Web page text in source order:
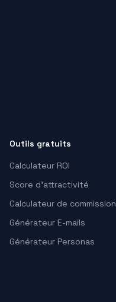
Outils gratuits
Calculateur ROI
Score d'attractivité
Calculateur de commission
Générateur E-mails
Générateur Personas